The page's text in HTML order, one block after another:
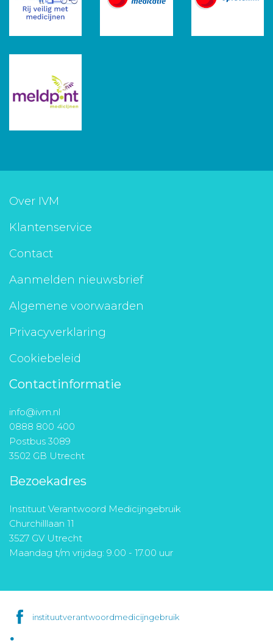
Over IVM
Klantenservice
Contact
Aanmelden nieuwsbrief
Algemene voorwaarden
Privacyverklaring
Cookiebeleid
Contactinformatie
info@ivm.nl
0888 800 400
Postbus 3089
3502 GB Utrecht
Bezoekadres
Instituut Verantwoord Medicijngebruik
Churchilllaan 11
3527 GV Utrecht
Maandag t/m vrijdag: 9.00 - 17.00 uur
instituutverantwoordmedicijngebruik